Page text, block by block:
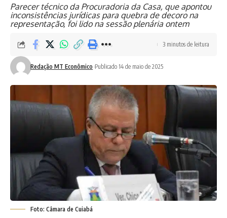
Parecer técnico da Procuradoria da Casa, que apontou
inconsistências jurídicas para quebra de decoro na
representação, foi lido na sessão plenária ontem
Redação MT Econômico Publicado 14 de maio de 2025
3 minutos de leitura
Foto: Câmara de Cuiabá